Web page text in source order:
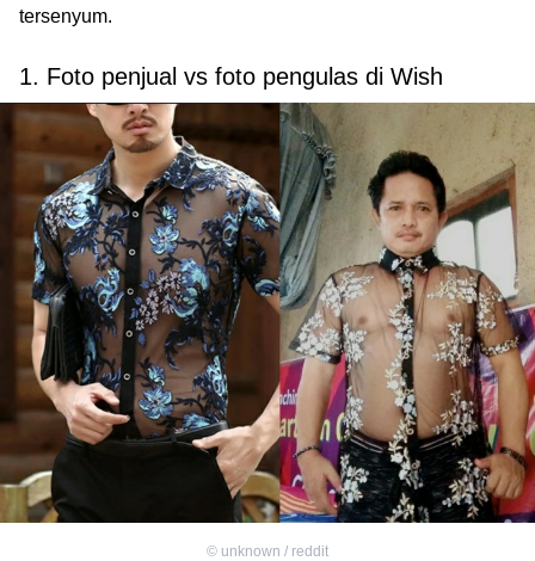
tersenyum.
1. Foto penjual vs foto pengulas di Wish
© unknown / reddit